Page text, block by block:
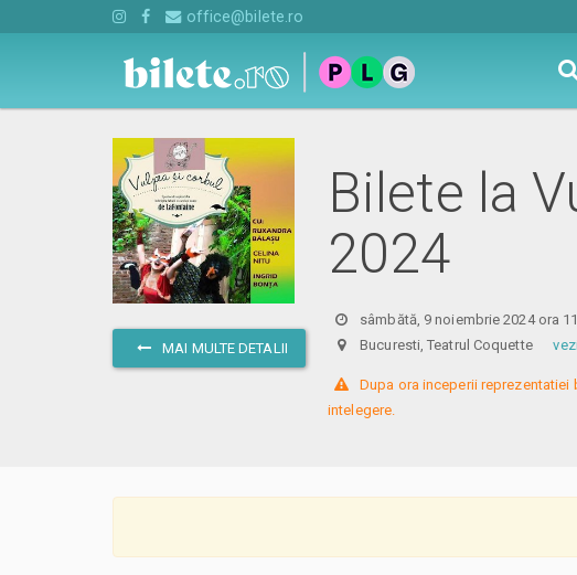
office@bilete.ro
MAI MULTE DETALII
Bilete la
2024
sâmbătă, 9 noiembrie 2024 ora
Bucuresti, Teatrul Coquette
Dupa ora inceperii reprezentatiei
intelegere.